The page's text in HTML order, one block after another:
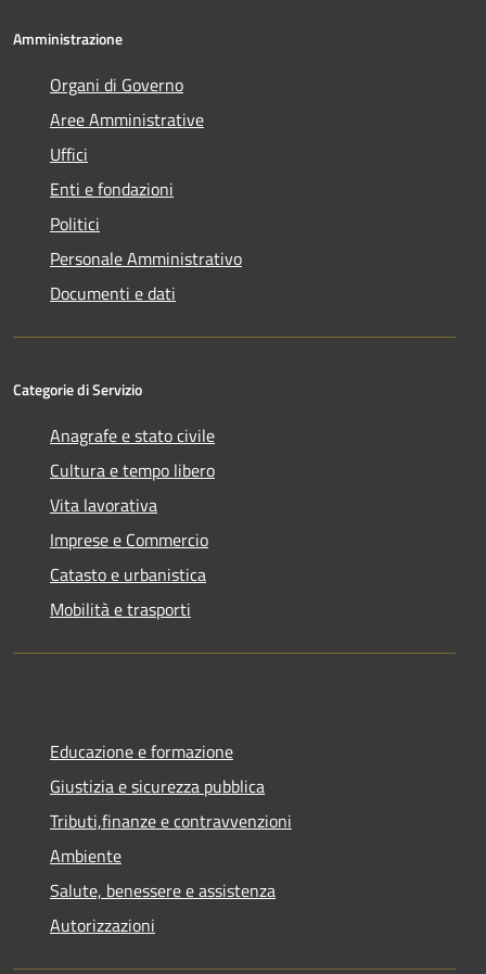
Amministrazione
Organi di Governo
Aree Amministrative
Uffici
Enti e fondazioni
Politici
Personale Amministrativo
Documenti e dati
Categorie di Servizio
Anagrafe e stato civile
Cultura e tempo libero
Vita lavorativa
Imprese e Commercio
Catasto e urbanistica
Mobilità e trasporti
Educazione e formazione
Giustizia e sicurezza pubblica
Tributi,finanze e contravvenzioni
Ambiente
Salute, benessere e assistenza
Autorizzazioni